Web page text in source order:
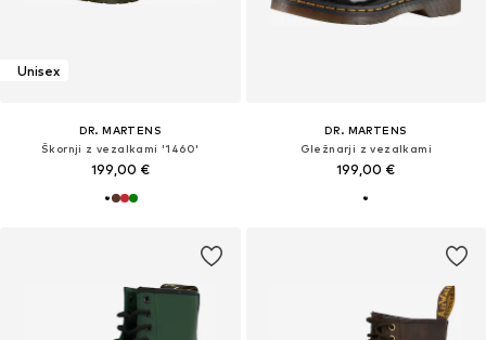
Unisex
DR. MARTENS
Škornji z vezalkami '1460'
199,00 €
DR. MARTENS
Gležnarji z vezalkami
199,00 €